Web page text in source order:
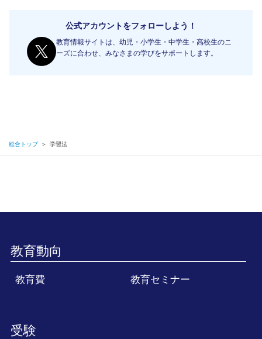
公式アカウントをフォローしよう！
教育情報サイトは、幼児・小学生・中学生・高校生のニ
ーズに合わせ、みなさまの学びをサポートします。
総合トップ ＞ 学習法
教育動向
教育費 教育セミナー
受験